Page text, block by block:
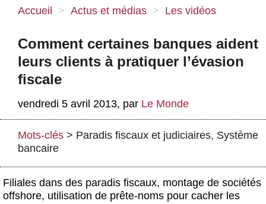
Nos idées
Se mobiliser
Publications
Actus et médias
Accueil > Actus et médias > Les vidéos
Comment certaines banques aident
leurs clients à pratiquer l’évasion
fiscale
vendredi 5 avril 2013, par Le Monde
Mots-clés > Paradis fiscaux et judiciaires, Système
bancaire
Filiales dans des paradis fiscaux, montage de sociétés
offshore, utilisation de prête-noms pour cacher les